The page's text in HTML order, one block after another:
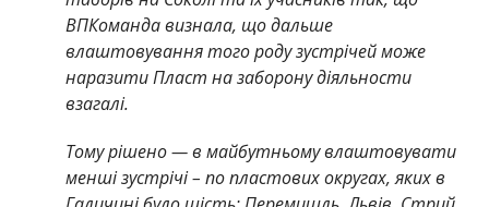
ВПКоманда визнала, що дальше
влаштовування того роду зустрічей може
наразити Пласт на заборону діяльности
взагалі.
Тому рішено — в майбутньому влаштовувати
менші зустрічі – по пластових округах, яких в